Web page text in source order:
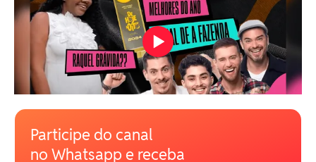
Participe do canal
no Whatsapp e receba